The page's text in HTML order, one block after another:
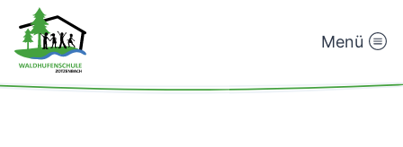
Waldhufenschule
Menü